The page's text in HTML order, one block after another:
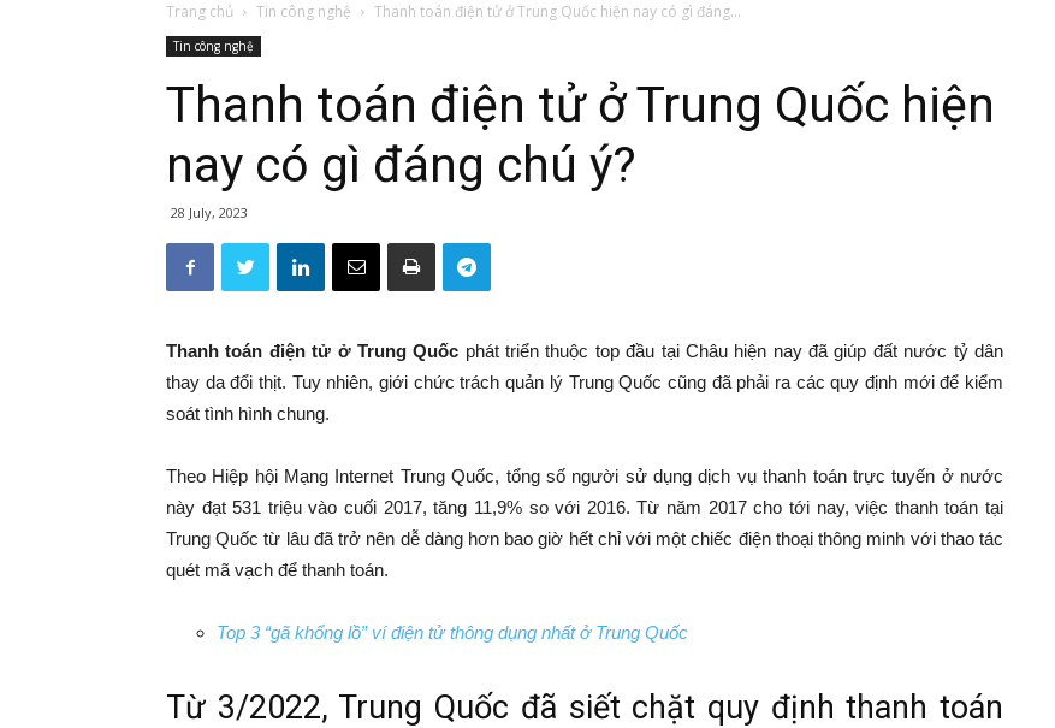
Trang chủ Tin công nghệ Thanh toán điện tử ở Trung Quốc hiện nay có gì đáng...
Tin công nghệ
Thanh toán điện tử ở Trung Quốc hiện
nay có gì đáng chú ý?
28 July, 2023
Thanh toán điện tử ở Trung Quốc phát triển thuộc top đầu tại Châu hiện nay đã giúp đất nước tỷ dân
thay da đổi thịt. Tuy nhiên, giới chức trách quản lý Trung Quốc cũng đã phải ra các quy định mới để kiểm
soát tình hình chung.
Theo Hiệp hội Mạng Internet Trung Quốc, tổng số người sử dụng dịch vụ thanh toán trực tuyến ở nước
này đạt 531 triệu vào cuối 2017, tăng 11,9% so với 2016. Từ năm 2017 cho tới nay, việc thanh toán tại
Trung Quốc từ lâu đã trở nên dễ dàng hơn bao giờ hết chỉ với một chiếc điện thoại thông minh với thao tác
quét mã vạch để thanh toán.
Top 3 “gã khổng lồ” ví điện tử thông dụng nhất ở Trung Quốc
Từ 3/2022, Trung Quốc đã siết chặt quy định thanh toán